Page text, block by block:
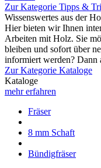
Zur Kategorie Tipps &
Wissenswertes aus der
Hier bieten wir Ihnen
Arbeiten mit Holz. Sie
bleiben und sofort über
informiert werden? Dann
Zur Kategorie Kataloge
Kataloge
mehr erfahren
Fräser
8 mm Schaft
Bündigfräser